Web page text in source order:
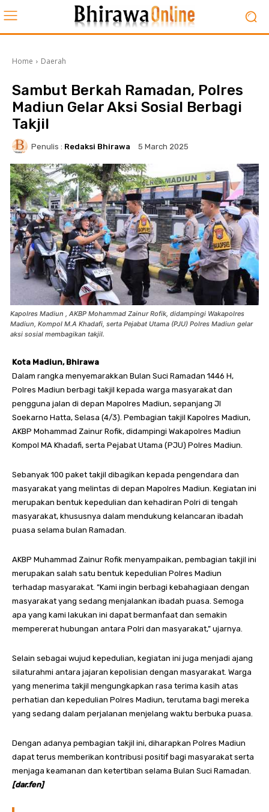
Home Daerah
Sambut Berkah Ramadan, Polres
Madiun Gelar Aksi Sosial Berbagi
Takjil
Penulis : Redaksi Bhirawa 5 March 2025
Kapolres Madiun , AKBP Mohammad Zainur Rofik, didampingi Wakapolres
Madiun, Kompol M.A Khadafi, serta Pejabat Utama (PJU) Polres Madiun gelar
aksi sosial membagikan takjil.
Kota Madiun, Bhirawa
Dalam rangka menyemarakkan Bulan Suci Ramadan 1446 H,
Polres Madiun berbagi takjil kepada warga masyarakat dan
pengguna jalan di depan Mapolres Madiun, sepanjang Jl
Soekarno Hatta, Selasa (4/3). Pembagian takjil Kapolres Madiun,
AKBP Mohammad Zainur Rofik, didampingi Wakapolres Madiun
Kompol MA Khadafi, serta Pejabat Utama (PJU) Polres Madiun.
Sebanyak 100 paket takjil dibagikan kepada pengendara dan
masyarakat yang melintas di depan Mapolres Madiun. Kegiatan ini
merupakan bentuk kepedulian dan kehadiran Polri di tengah
masyarakat, khususnya dalam mendukung kelancaran ibadah
puasa selama bulan Ramadan.
AKBP Muhammad Zainur Rofik menyampaikan, pembagian takjil ini
merupakan salah satu bentuk kepedulian Polres Madiun
terhadap masyarakat. ”Kami ingin berbagi kebahagiaan dengan
masyarakat yang sedang menjalankan ibadah puasa. Semoga
apa yang kami lakukan ini dapat bermanfaat dan semakin
mempererat hubungan antara Polri dan masyarakat,” ujarnya.
Selain sebagai wujud kepedulian, kegiatan ini juga menjadi ajang
silaturahmi antara jajaran kepolisian dengan masyarakat. Warga
yang menerima takjil mengungkapkan rasa terima kasih atas
perhatian dan kepedulian Polres Madiun, terutama bagi mereka
yang sedang dalam perjalanan menjelang waktu berbuka puasa.
Dengan adanya pembagian takjil ini, diharapkan Polres Madiun
dapat terus memberikan kontribusi positif bagi masyarakat serta
menjaga keamanan dan ketertiban selama Bulan Suci Ramadan.
[dar.fen]